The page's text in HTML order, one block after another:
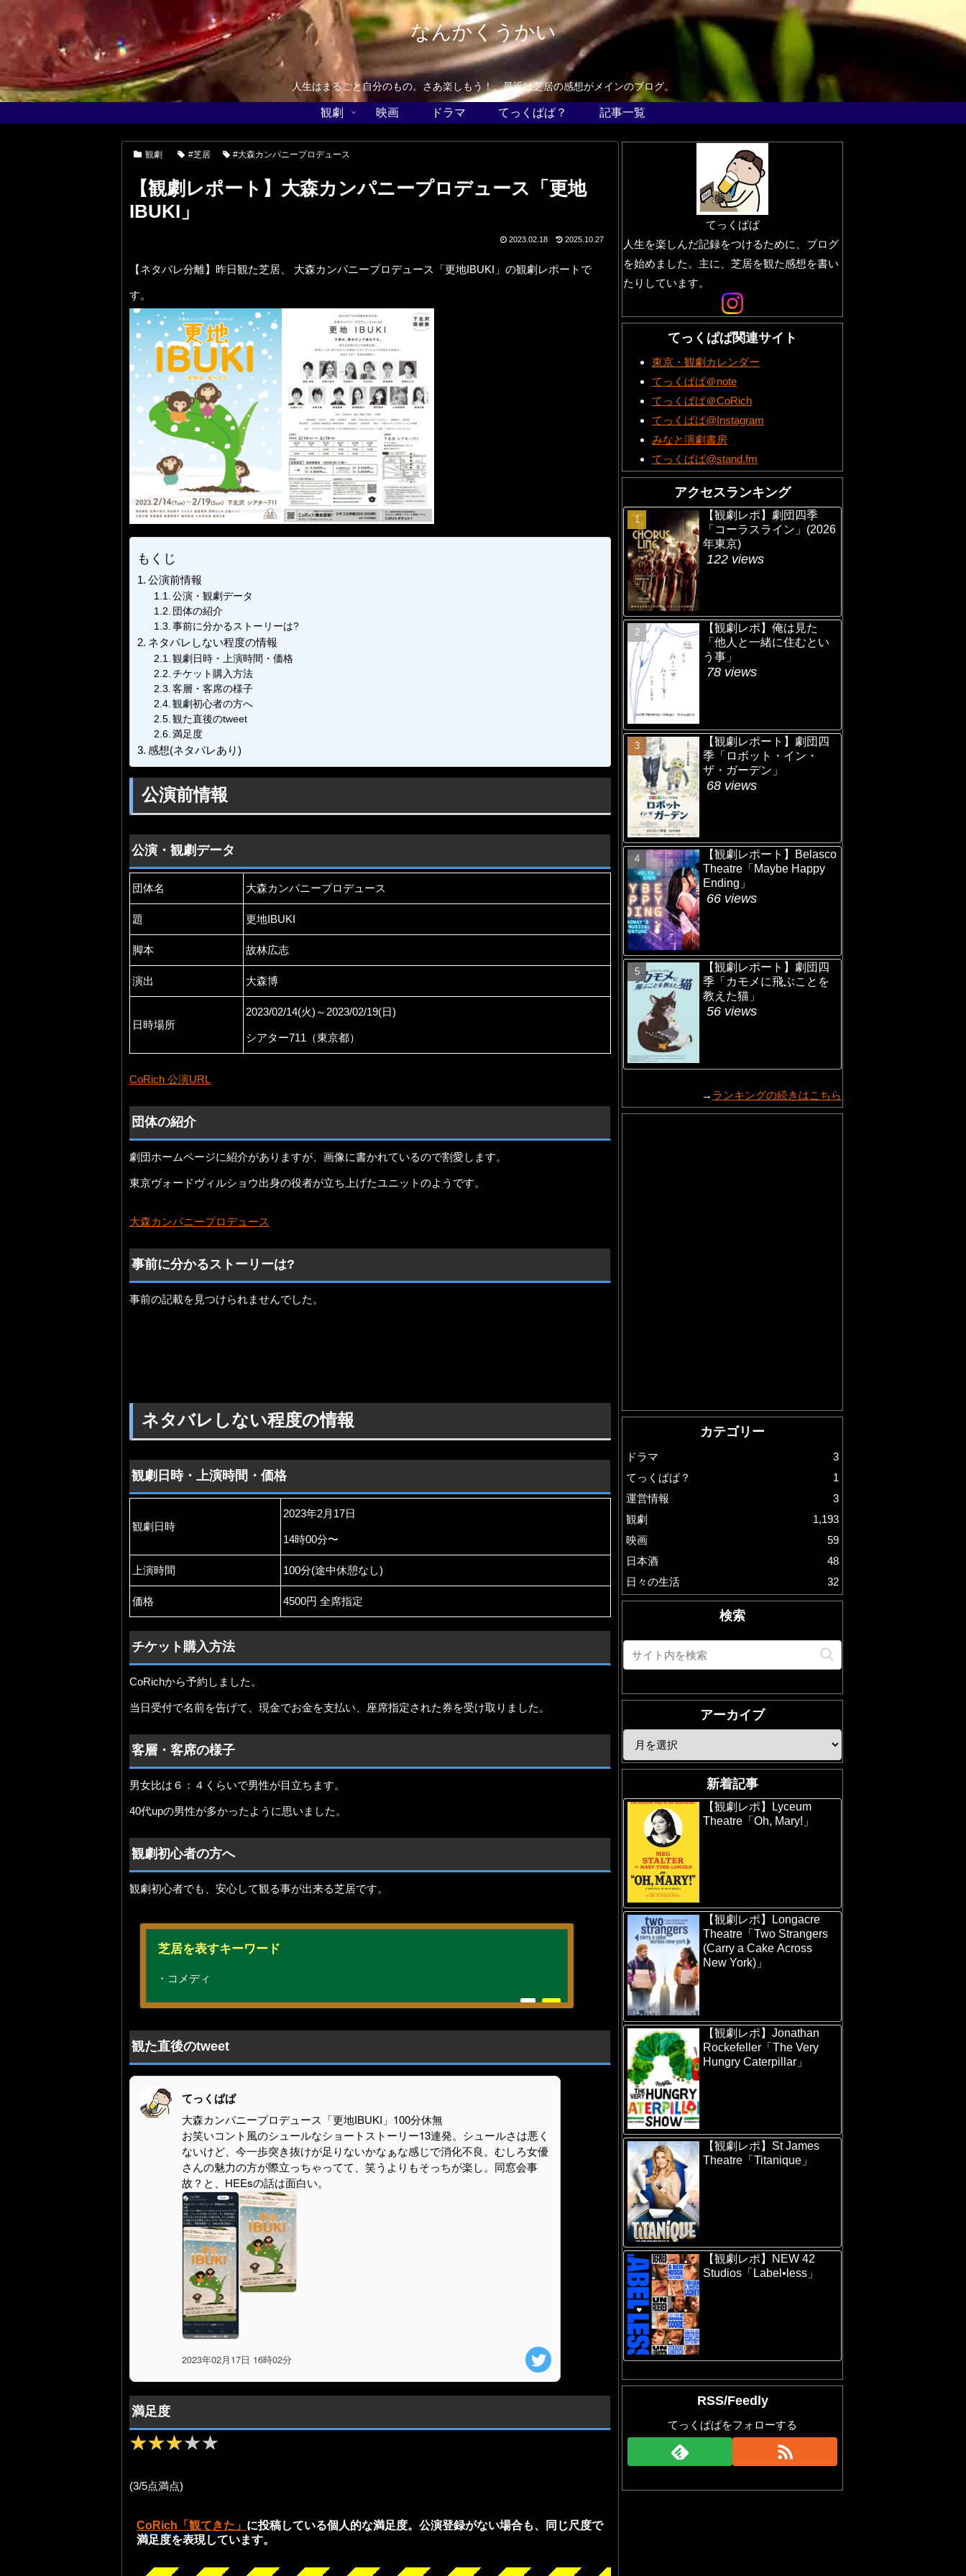
なんかくうかい
人生はまるごと自分のもの。さあ楽しもう！。最近は芝居の感想がメインのブログ。
観劇 映画 ドラマ てっくぱぱ？ 記事一覧
観劇 #芝居 #大森カンパニープロデュース
【観劇レポート】大森カンパニープロデュース「更地
IBUKI」
2023.02.18 2025.10.27
【ネタバレ分離】昨日観た芝居、 大森カンパニープロデュース「更地IBUKI」の観劇レポートで
す。
もくじ
公演前情報
公演・観劇データ
団体の紹介
事前に分かるストーリーは?
ネタバレしない程度の情報
観劇日時・上演時間・価格
チケット購入方法
客層・客席の様子
観劇初心者の方へ
観た直後のtweet
満足度
感想(ネタバレあり)
公演前情報
公演・観劇データ
団体名 大森カンパニープロデュース
題 更地IBUKI
脚本 故林広志
演出 大森博
日時場所
2023/02/14(火)～2023/02/19(日)
シアター711（東京都）
CoRich 公演URL
団体の紹介
劇団ホームページに紹介がありますが、画像に書かれているので割愛します。
東京ヴォードヴィルショウ出身の役者が立ち上げたユニットのようです。
大森カンパニープロデュース
事前に分かるストーリーは?
事前の記載を見つけられませんでした。
ネタバレしない程度の情報
観劇日時・上演時間・価格
観劇日時
2023年2月17日
14時00分〜
上演時間 100分(途中休憩なし)
価格 4500円 全席指定
チケット購入方法
CoRichから予約しました。
当日受付で名前を告げて、現金でお金を支払い、座席指定された券を受け取りました。
客層・客席の様子
男女比は６：４くらいで男性が目立ちます。
40代upの男性が多かったように思いました。
観劇初心者の方へ
観劇初心者でも、安心して観る事が出来る芝居です。
芝居を表すキーワード
・コメディ
観た直後のtweet
てっくぱぱ
大森カンパニープロデュース「更地IBUKI」100分休無
お笑いコント風のシュールなショートストーリー13連発。シュールさは悪く
ないけど、今一歩突き抜けが足りないかなぁな感じで消化不良。むしろ女優
さんの魅力の方が際立っちゃってて、笑うよりもそっちが楽し。同窓会事
故？と、HEEsの話は面白い。
2023年02月17日 16時02分
満足度
★★★★★
★★★★★
(3/5点満点)
CoRich「観てきた」 に投稿している個人的な満足度。公演登録がない場合も、同じ尺度で
満足度を表現しています。
てっくぱぱ
人生を楽しんだ記録をつけるために、ブログ
を始めました。主に、芝居を観た感想を書い
たりしています。
てっくぱぱ関連サイト
東京・観劇カレンダー
てっくぱぱ＠note
てっくぱぱ＠CoRich
てっくぱぱ@Instagram
みなと演劇書房
てっくぱぱ@stand.fm
アクセスランキング
【観劇レポ】劇団四季
「コーラスライン」(2026
年東京)
122 views
【観劇レポ】俺は見た
「他人と一緒に住むとい
う事」
78 views
【観劇レポート】劇団四
季「ロボット・イン・
ザ・ガーデン」
68 views
【観劇レポート】Belasco
Theatre「Maybe Happy
Ending」
66 views
【観劇レポート】劇団四
季「カモメに飛ぶことを
教えた猫」
56 views
→ ランキングの続きはこちら
カテゴリー
ドラマ
3
てっくぱぱ？
1
運営情報
3
観劇
1,193
映画
59
日本酒
48
日々の生活
32
検索
アーカイブ
新着記事
【観劇レポ】Lyceum
Theatre「Oh, Mary!」
【観劇レポ】Longacre
Theatre「Two Strangers
(Carry a Cake Across
New York)」
【観劇レポ】Jonathan
Rockefeller「The Very
Hungry Caterpillar」
【観劇レポ】St James
Theatre「Titanique」
【観劇レポ】NEW 42
Studios「Label•less」
RSS/Feedly
てっくぱぱをフォローする